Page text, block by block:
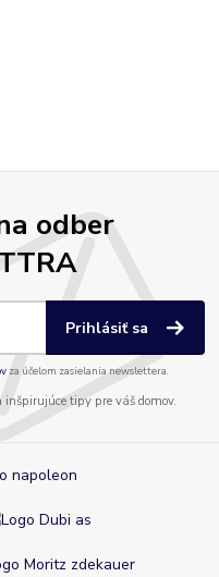
odber
Prihlásiť sa
za účelom zasielania newslettera.
tipy pre váš domov.